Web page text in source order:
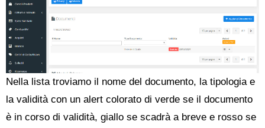
Nella lista troviamo il nome del documento, la tipologia e
la validità con un alert colorato di verde se il documento
è in corso di validità, giallo se scadrà a breve e rosso se